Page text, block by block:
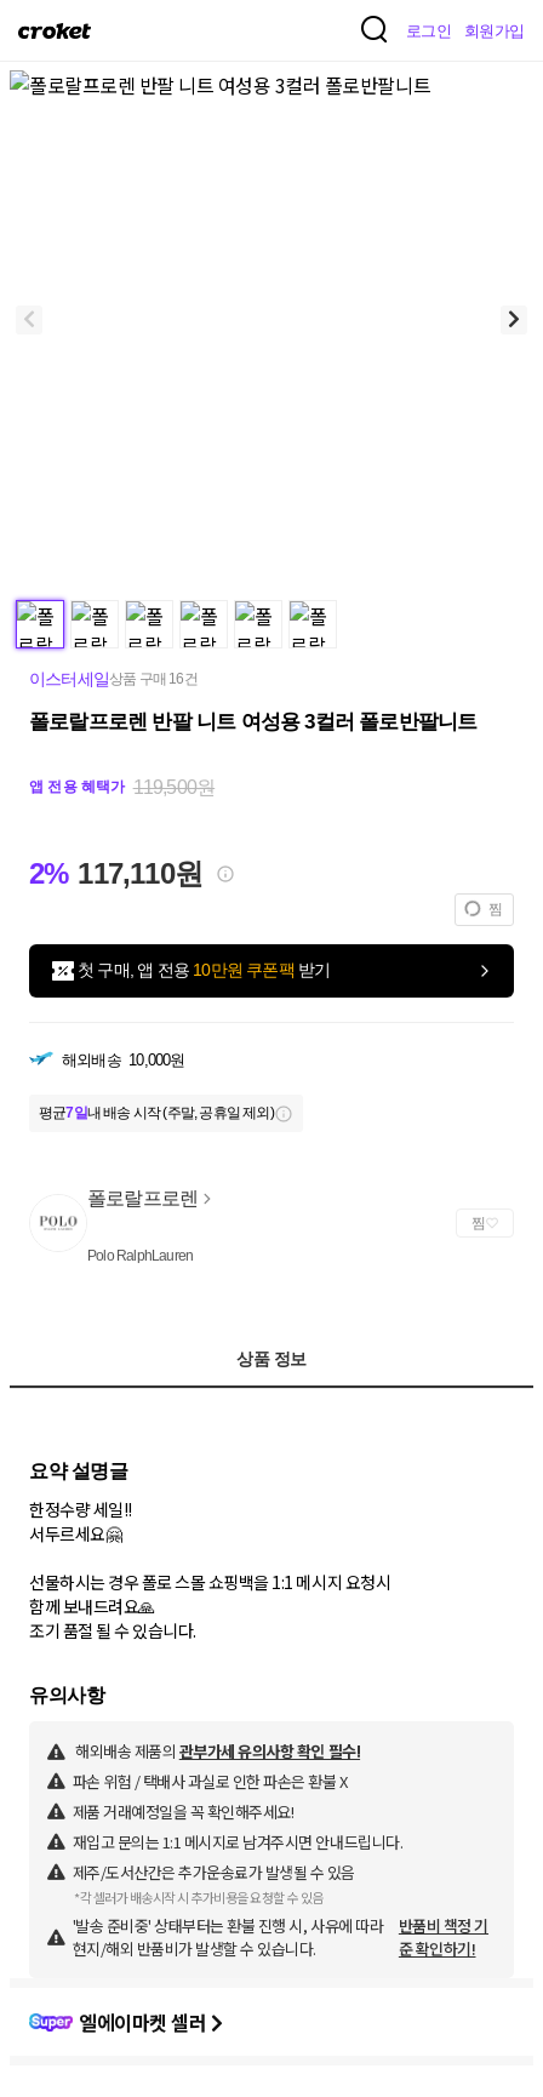
크
켓
로그인 회원가입
이스터세일상품 구매 16건
폴로랄프로렌 반팔 니트 여성용 3컬러 폴로반팔니트
앱 전용 혜택가 119,500원
2% 117,110원
찜
첫 구매, 앱 전용 10만원 쿠폰팩 받기
해외배송 10,000원
평균7일내 배송 시작 (주말, 공휴일 제외)
폴로랄프로렌
Polo RalphLauren
찜
상품 정보
요약 설명글
한정수량 세일!!
서두르세요🤗
선물하시는 경우 폴로 스몰 쇼핑백을 1:1 메시지 요청시
함께 보내드려요🙏
조기 품절 될 수 있습니다.
유의사항
해외배송 제품의 관부가세 유의사항 확인 필수!
파손 위험 / 택배사 과실로 인한 파손은 환불 X
제품 거래예정일을 꼭 확인해주세요!
재입고 문의는 1:1 메시지로 남겨주시면 안내드립니다.
제주/도서산간은 추가운송료가 발생될 수 있음
*각 셀러가 배송시작 시 추가비용을 요청할 수 있음
'발송 준비중' 상태부터는 환불 진행 시, 사유에 따라
현지/해외 반품비가 발생할 수 있습니다.
반품비 책정 기
준 확인하기!
엘에이마켓 셀러